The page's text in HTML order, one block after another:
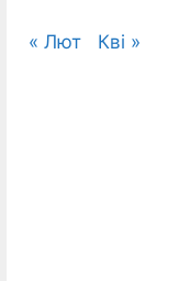
« Лют Кві »